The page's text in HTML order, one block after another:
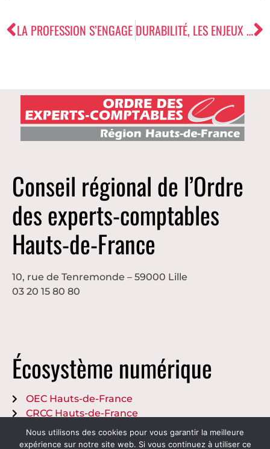
LA PROFESSION S’ENGAGE DURABILITÉ, LES ENJEUX POUR LA PROFESSION
Conseil régional de l’Ordre
des experts-comptables
Hauts-de-France
10, rue de Tenremonde – 59000 Lille
03 20 15 80 80
Écosystème numérique
OEC Hauts-de-France
CRCC Hauts-de-France
Crédits et mentions légales
Nous utilisons des cookies pour vous garantir la meilleure
expérience sur notre site web. Si vous continuez à utiliser ce